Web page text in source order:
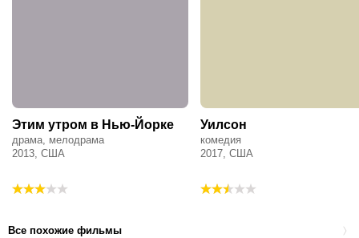
Этим утром в Нью-Йорке
драма, мелодрама
2013, США
Уилсон
комедия
2017, США
Все похожие фильмы